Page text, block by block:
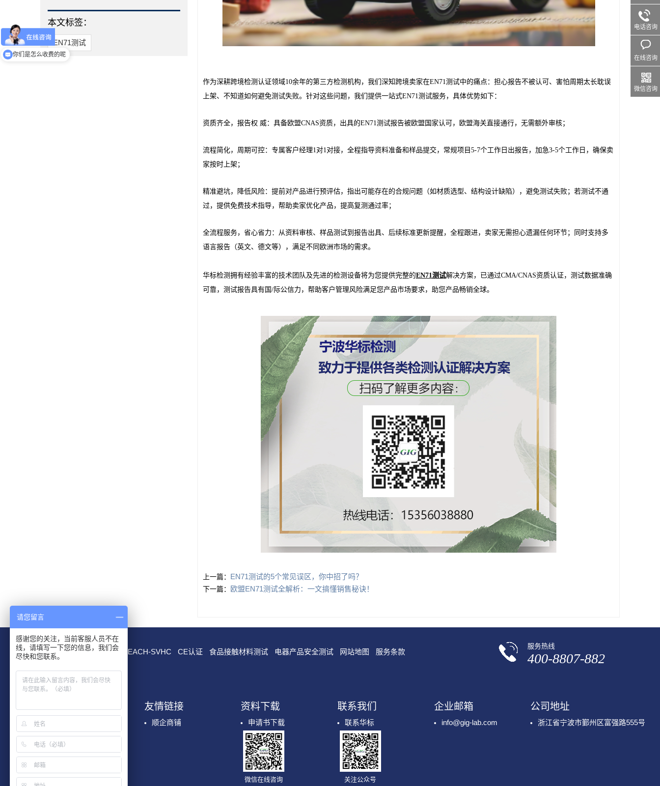
本文标签：
EN71测试
作为深耕跨境检测认证领域10余年的第三方检测机构，我们深知跨境卖家在EN71测试中的痛点：担心报告不被认可、害怕周期太长耽误
上架、不知道如何避免测试失败。针对这些问题，我们提供一站式EN71测试服务，具体优势如下：
资质齐全，报告权 威：具备欧盟CNAS资质，出具的EN71测试报告被欧盟国家认可，欧盟海关直接通行，无需额外审核；
流程简化，周期可控：专属客户经理1对1对接，全程指导资料准备和样品提交，常规项目5-7个工作日出报告，加急3-5个工作日，确保卖
家按时上架；
精准避坑，降低风险：提前对产品进行预评估，指出可能存在的合规问题（如材质选型、结构设计缺陷），避免测试失败；若测试不通
过，提供免费技术指导，帮助卖家优化产品，提高复测通过率；
全流程服务，省心省力：从资料审核、样品测试到报告出具、后续标准更新提醒，全程跟进，卖家无需担心遗漏任何环节；同时支持多
语言报告（英文、德文等），满足不同欧洲市场的需求。
华标检测拥有经验丰富的技术团队及先进的检测设备将为您提供完整的EN71测试解决方案，已通过CMA/CNAS资质认证，测试数据准确
可靠，测试报告具有国/际公信力，帮助客户管理风险满足您产品市场要求，助您产品畅销全球。
上一篇： EN71测试的5个常见误区，你中招了吗？
下一篇： 欧盟EN71测试全解析：一文搞懂销售秘诀！
RoHS测试 EN 71测试 REACH-SVHC CE认证 食品接触材料测试 电器产品安全测试 网站地图 服务条款
服务热线
400-8807-882
国际认证
玩具及儿童用品检测
友情链接
顺企商铺
资料下载
申请书下载
微信在线咨询
联系我们
联系华标
关注公众号
企业邮箱
info@gig-lab.com
公司地址
浙江省宁波市鄞州区富强路555号
电话咨询
在线咨询
微信咨询
你们是怎么收费的呢
现在有优惠活动吗
请您留言
感谢您的关注，当前客服人员不在
线，请填写一下您的信息，我们会
尽快和您联系。